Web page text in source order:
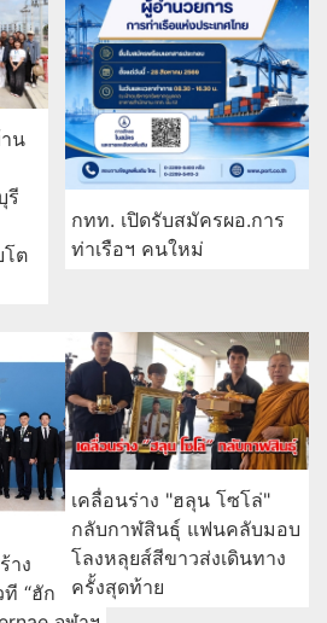
POWER BAND” 3 ซีซัน
รี
กทท. เปิดรับสมัครผอ.การ